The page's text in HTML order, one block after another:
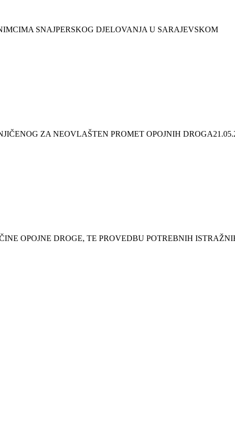
SNAJPERSKOG DJELOVANJA U SARAJEVSKOM
ZA NEOVLAŠTEN PROMET OPOJNIH DROGA
OPOJNE DROGE, TE PROVEDBU POTREBNIH